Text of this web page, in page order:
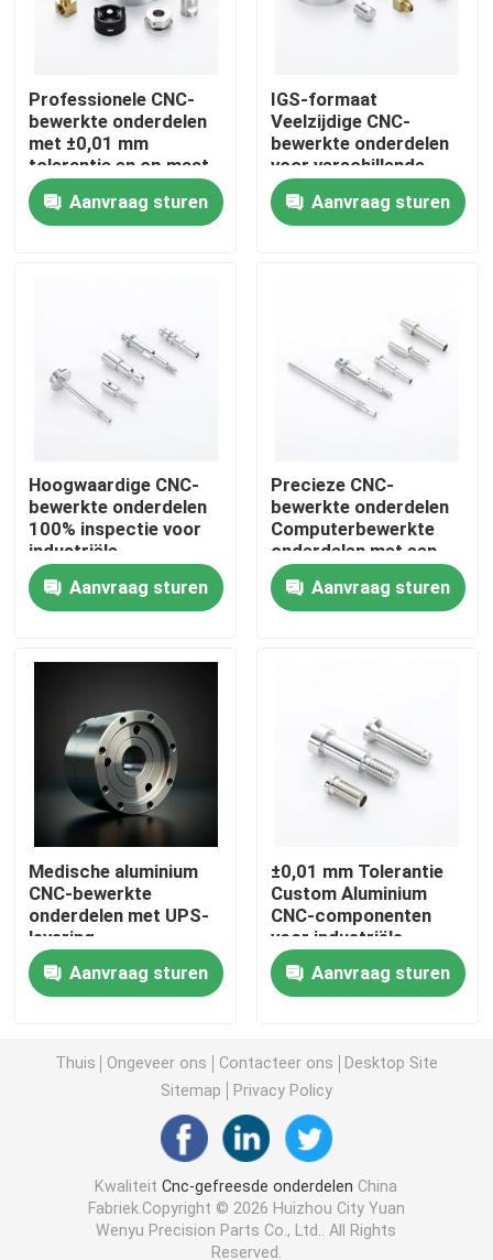
Thuis
Producten
Fabriekstocht
Kwaliteitscontrole
Neem contact met ons op
Nieuws
CNC-freesonderdelen
CNC Draaiende Malendelen
CNC Roestvrij staaldelen
CNC Messingsdelen
Lasersnijdende onderdelen
3D-geprinte onderdelen
Professionele CNC-
bewerkte onderdelen
met ±0,01 mm
tolerantie en op maat
gemaakte
platingoplossingen
Aanvraag sturen
IGS-formaat
Veelzijdige CNC-
bewerkte onderdelen
voor verschillende
productieprocessen
OEM ODMAanvraag sturen
Hoogwaardige CNC-
bewerkte onderdelen
100% inspectie voor
industriële
toepassingen
Aanvraag sturen
Precieze CNC-
bewerkte onderdelen
Computerbewerkte
onderdelen met een
tolerantie van ±0,01
mm Aanvraag sturen
Medische aluminium
CNC-bewerkte
onderdelen met UPS-
levering
Aanvraag sturen
±0,01 mm Tolerantie
Custom Aluminium
CNC-componenten
voor industriële
toepassingen
Aanvraag sturen
Thuis Ongeveer ons Contacteer ons
Desktop Site
Sitemap
Privacy Policy
KwaliteitCnc-gefreesde onderdelen China
Fabriek.Copyright © 2026 Huizhou City Yuan
Wenyu Precision Parts Co., Ltd.. All Rights
Reserved.